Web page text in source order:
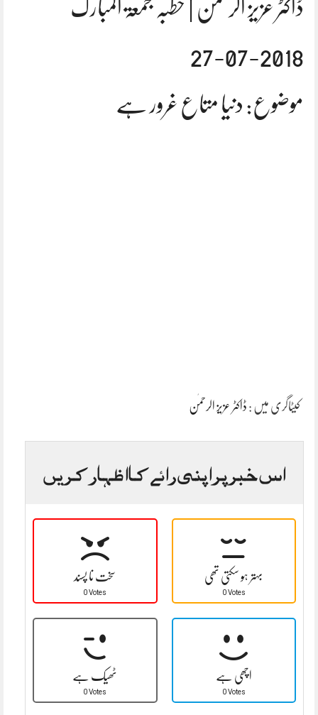
ڈاکٹر عزیز الرحمن | خطبہ جمعۃ المبارک
2018-07-27
موضوع: دنیا متاع غرور ہے
کیٹاگری میں : ڈاکٹر عزیز الرحمٰن
اس خبر پر اپنی رائے کا اظہار کریں
سخت نا پسند
0 Votes
بہتر ہو سکتی تھی
0 Votes
ٹھیک ہے
0 Votes
اچھی ہے
0 Votes